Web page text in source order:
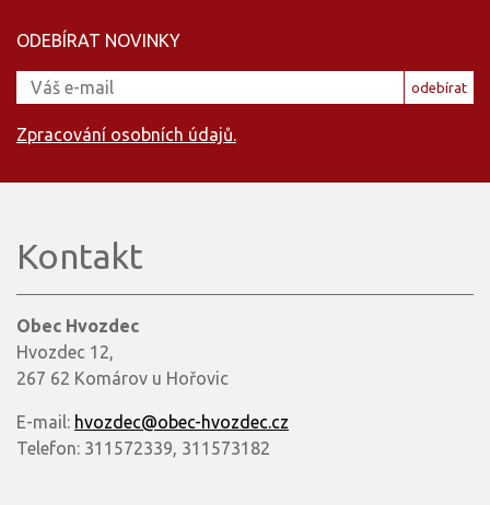
ODEBÍRAT NOVINKY
odebírat
Zpracování osobních údajů.
Kontakt
Obec Hvozdec
Hvozdec 12,
267 62 Komárov u Hořovic
E-mail: hvozdec@obec-hvozdec.cz
Telefon: 311572339, 311573182